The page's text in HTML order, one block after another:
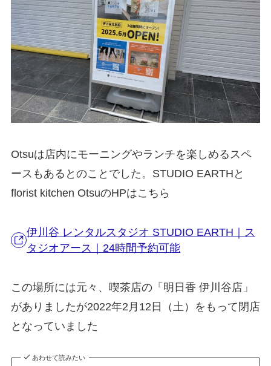
Otsuは店内にモーニングやランチを楽しめるスペ
ースもあるとのことでした。STUDIO EARTHと
florist kitchen OtsuのHPはこちら
伊川谷 レンタルスタジオ STUDIO EARTH｜ス
タジオアース｜24時間予約可能
この場所には元々、喫茶店の「明日香 伊川谷店」
がありましたが2022年2月12日（土）をもって閉店
となっていました
あわせて読みたい